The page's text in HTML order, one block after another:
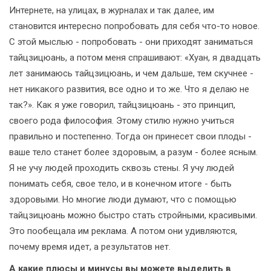
Интернете, на улицах, в журналах и так далее, им
становится интересно попробовать для себя что-то новое.
С этой мыслью - попробовать - они приходят заниматься
тайцзицюань, а потом меня спрашивают: «Хуан, я двадцать
лет занимаюсь тайцзицюань, и чем дальше, тем скучнее -
нет никакого развития, все одно и то же. Что я делаю не
так?». Как я уже говорил, тайцзицюань - это принцип,
своего рода философия. Этому стилю нужно учиться
правильно и постепенно. Тогда он принесет свои плоды -
ваше тело станет более здоровым, а разум - более ясным.
Я не учу людей проходить сквозь стены. Я учу людей
понимать себя, свое тело, и в конечном итоге - быть
здоровыми. Но многие люди думают, что с помощью
тайцзицюань можно быстро стать стройными, красивыми.
Это пообещала им реклама. А потом они удивляются,
почему время идет, а результатов нет.
А какие плюсы и минусы вы можете выделить в